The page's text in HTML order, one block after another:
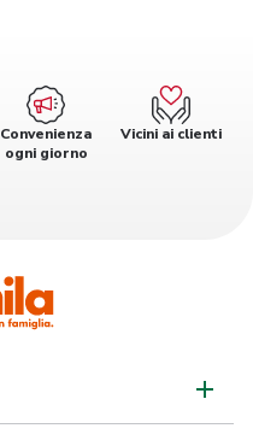
Convenienza
ogni giorno
Vicini ai clienti